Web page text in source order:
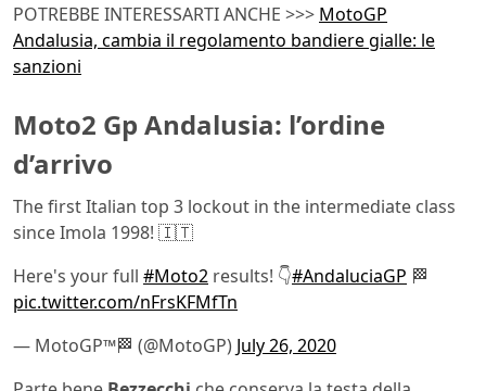
POTREBBE INTERESSARTI ANCHE >>> MotoGP
Andalusia, cambia il regolamento bandiere gialle: le
sanzioni
Moto2 Gp Andalusia: l’ordine
d’arrivo
The first Italian top 3 lockout in the intermediate class
since Imola 1998! 🇮🇹
Here's your full #Moto2 results! 👇#AndaluciaGP 🏁
pic.twitter.com/nFrsKFMfTn
— MotoGP™🏁 (@MotoGP) July 26, 2020